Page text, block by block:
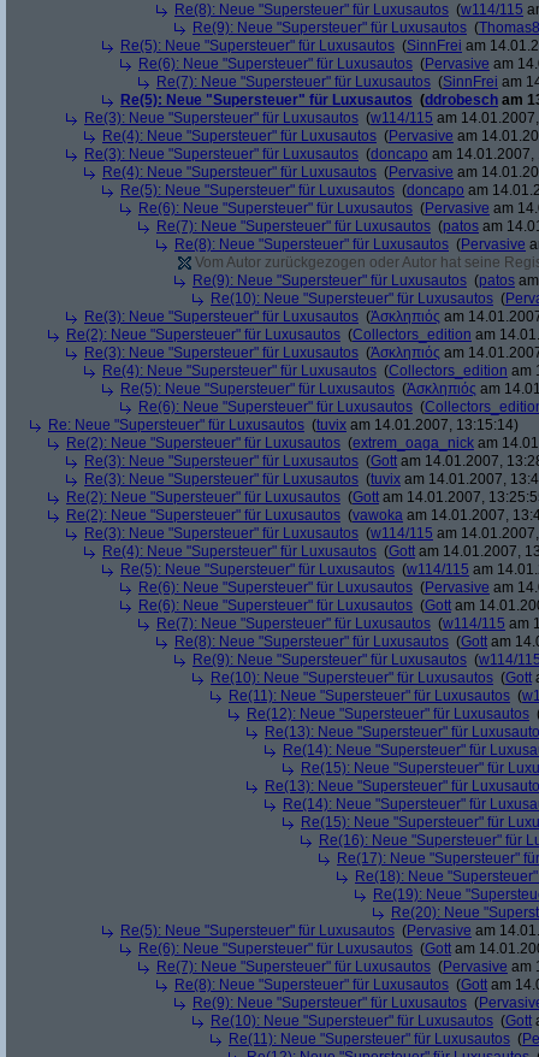
Re(8): Neue "Supersteuer" für Luxusautos (w114/115
Re(9): Neue "Supersteuer" für Luxusautos (
Re(5): Neue "Supersteuer" für Luxusautos (SinnFrei am
Re(6): Neue "Supersteuer" für Luxusautos (Pervasive am
Re(7): Neue "Supersteuer" für Luxusautos (SinnFrei am
Re(5): Neue "Supersteuer" für Luxusautos (ddrobesch am
Re(3): Neue "Supersteuer" für Luxusautos (w114/115 am
Re(4): Neue "Supersteuer" für Luxusautos (Pervasive am
Re(3): Neue "Supersteuer" für Luxusautos (doncapo am 14.01.2007,
Re(4): Neue "Supersteuer" für Luxusautos (Pervasive am
Re(5): Neue "Supersteuer" für Luxusautos (doncapo am
Re(6): Neue "Supersteuer" für Luxusautos (Pervasive am
Re(7): Neue "Supersteuer" für Luxusautos (patos am
Re(8): Neue "Supersteuer" für Luxusautos (Pervasive
Vom Autor zurückgezogen oder Autor hat seine
Re(9): Neue "Supersteuer" für Luxusautos (patos
Re(10): Neue "Supersteuer" für Luxusautos (
Re(3): Neue "Supersteuer" für Luxusautos (Ἀσκληπιός am
Re(2): Neue "Supersteuer" für Luxusautos (Collectors_edition am
Re(3): Neue "Supersteuer" für Luxusautos (Ἀσκληπιός am
Re(4): Neue "Supersteuer" für Luxusautos (Collectors_edition am
Re(5): Neue "Supersteuer" für Luxusautos (Ἀσκληπιός am
Re(6): Neue "Supersteuer" für Luxusautos (
Re: Neue "Supersteuer" für Luxusautos (tuvix am 14.01.2007, 13:15:14)
Re(2): Neue "Supersteuer" für Luxusautos (extrem_oaga_nick am
Re(3): Neue "Supersteuer" für Luxusautos (Gott am 14.01.2007,
Re(3): Neue "Supersteuer" für Luxusautos (tuvix am 14.01.2007,
Re(2): Neue "Supersteuer" für Luxusautos (Gott am 14.01.2007,
Re(2): Neue "Supersteuer" für Luxusautos (vawoka am 14.01.2007,
Re(3): Neue "Supersteuer" für Luxusautos (w114/115 am
Re(4): Neue "Supersteuer" für Luxusautos (Gott am 14.01.2007,
Re(5): Neue "Supersteuer" für Luxusautos (w114/115 am
Re(6): Neue "Supersteuer" für Luxusautos (Pervasive am
Re(6): Neue "Supersteuer" für Luxusautos (Gott am
Re(7): Neue "Supersteuer" für Luxusautos (w114/115 am
Re(8): Neue "Supersteuer" für Luxusautos (Gott am
Re(9): Neue "Supersteuer" für Luxusautos (w114/
Re(10): Neue "Supersteuer" für Luxusautos (Gott
Re(11): Neue "Supersteuer" für Luxusautos (
Re(12): Neue "Supersteuer" für Luxusautos
Re(13): Neue "Supersteuer" für
Re(14): Neue "Supersteuer" für
Re(15): Neue "Supersteuer" für
Re(13): Neue "Supersteuer" für
Re(14): Neue "Supersteuer" für
Re(15): Neue "Supersteuer" für
Re(16): Neue "Supersteuer" für
Re(17): Neue "Supersteuer"
Re(18): Neue
Re(19): Neue
Re(20): Neue
Re(5): Neue "Supersteuer" für Luxusautos (Pervasive am
Re(6): Neue "Supersteuer" für Luxusautos (Gott am
Re(7): Neue "Supersteuer" für Luxusautos (Pervasive am
Re(8): Neue "Supersteuer" für Luxusautos (Gott am
Re(9): Neue "Supersteuer" für Luxusautos (
Re(10): Neue "Supersteuer" für Luxusautos (Gott
Re(11): Neue "Supersteuer" für Luxusautos (